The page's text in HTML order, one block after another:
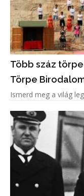
Több száz
Törpe
Ismerd meg a világ